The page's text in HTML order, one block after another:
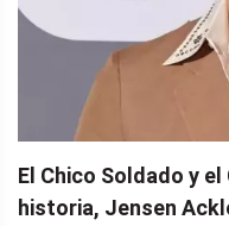
El Chico Soldado y
historia, Jensen